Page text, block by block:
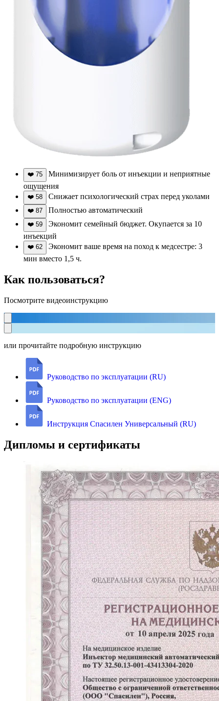
❤️ 75
Минимизирует боль от инъекции и неприятные
ощущения
❤️ 58 Снижает психологический страх перед уколами
❤️ 87 Полностью автоматический
❤️ 59
Экономит семейный бюджет. Окупается за 10
инъекций
❤️ 62
Экономит ваше время на поход к медсестре: 3
мин вместо 1,5 ч.
Как пользоваться?
Посмотрите видеоинструкцию
или прочитайте подробную инструкцию
Руководство по эксплуатации (RU)
Руководство по эксплуатации (ENG)
Инструкция Спасилен Универсальный (RU)
Дипломы и сертификаты